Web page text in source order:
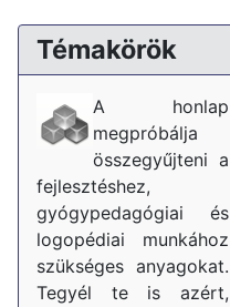
Témakörök
A honlap
megpróbálja
összegyűjteni a
fejlesztéshez,
gyógypedagógiai és
logopédiai munkához
szükséges anyagokat.
Tegyél te is azért,